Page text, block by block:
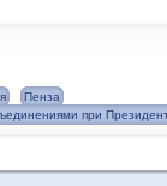
Пенза
при